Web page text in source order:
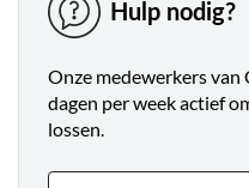
Hulp nodig?
Onze medewerkers van
dagen per week actief
lossen.